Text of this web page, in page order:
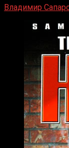
Владимир